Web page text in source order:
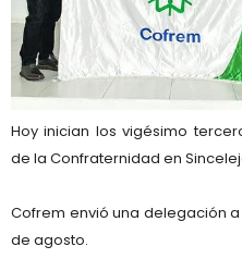
Hoy inician los vigésimo
de la Confraternidad en
Cofrem envió una delegación
de agosto.